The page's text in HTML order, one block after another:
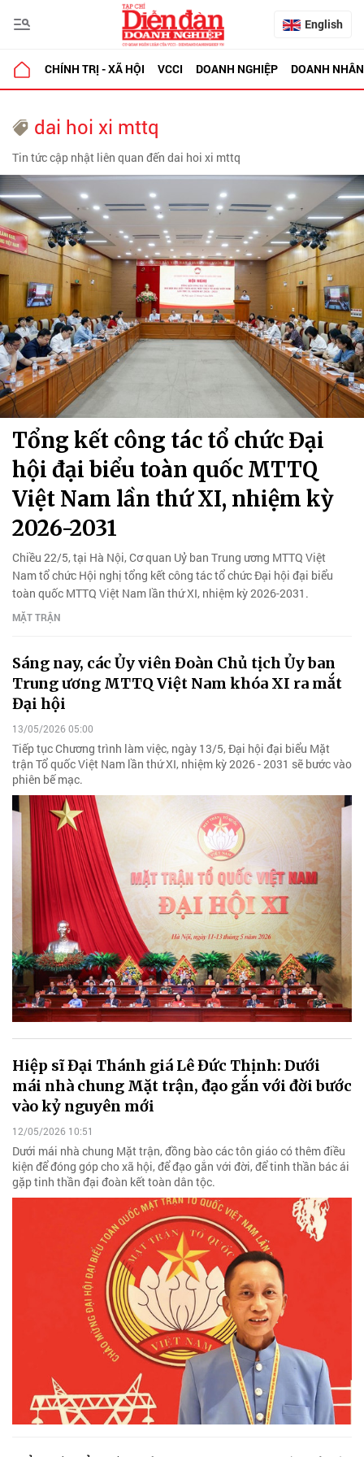
English
CHÍNH TRỊ - XÃ HỘI VCCI DOANH NGHIỆP DOANH NHÂN
dai hoi xi mttq
Tin tức cập nhật liên quan đến dai hoi xi mttq
Tổng kết công tác tổ chức Đại
hội đại biểu toàn quốc MTTQ
Việt Nam lần thứ XI, nhiệm kỳ
2026-2031
Chiều 22/5, tại Hà Nội, Cơ quan Uỷ ban Trung ương MTTQ Việt
Nam tổ chức Hội nghị tổng kết công tác tổ chức Đại hội đại biểu
toàn quốc MTTQ Việt Nam lần thứ XI, nhiệm kỳ 2026-2031.
MẶT TRẬN
Sáng nay, các Ủy viên Đoàn Chủ tịch Ủy ban
Trung ương MTTQ Việt Nam khóa XI ra mắt
Đại hội
13/05/2026 05:00
Tiếp tục Chương trình làm việc, ngày 13/5, Đại hội đại biểu Mặt
trận Tổ quốc Việt Nam lần thứ XI, nhiệm kỳ 2026 - 2031 sẽ bước vào
phiên bế mạc.
Hiệp sĩ Đại Thánh giá Lê Đức Thịnh: Dưới
mái nhà chung Mặt trận, đạo gắn với đời bước
vào kỷ nguyên mới
12/05/2026 10:51
Dưới mái nhà chung Mặt trận, đồng bào các tôn giáo có thêm điều
kiện để đóng góp cho xã hội, để đạo gắn với đời, để tinh thần bác ái
gặp tinh thần đại đoàn kết toàn dân tộc.